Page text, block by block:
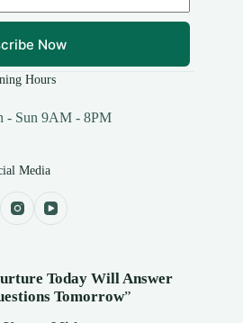
Now
Hours
- Sun 9AM - 8PM
Media
Today Will Answer
Tomorrow”